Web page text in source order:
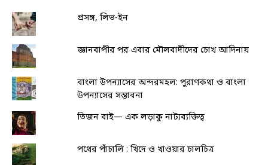
প্রসঙ্গ, লিভ-ইন
জ্ঞানবাপীর পর এবার মৌলবাদীদের চোখ আদিনায়
বাংলা উপন্যাসের অন্দরমহল: পুরাণকথা ও বাংলা
উপন্যাসের সম্ভাবনা
তিজন বাই— এক লড়াকু নাট্যব্যক্তিত্ব
পথের পাঁচালি : খিদে ও খাওয়ার চালচিত্র